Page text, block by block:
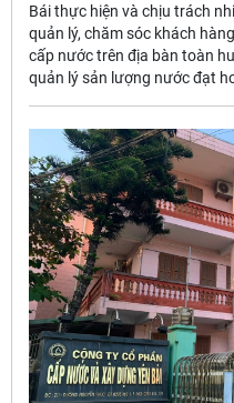
Bái thực hiện và chịu trách
quản lý, chăm sóc khách
cấp nước trên địa bàn toàn
quản lý sản lượng nước đạt